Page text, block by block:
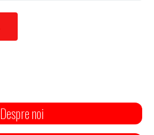
Despre noi